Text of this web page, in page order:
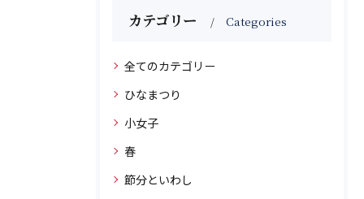
カテゴリー Categories
全てのカテゴリー
ひなまつり
小女子
春
節分といわし